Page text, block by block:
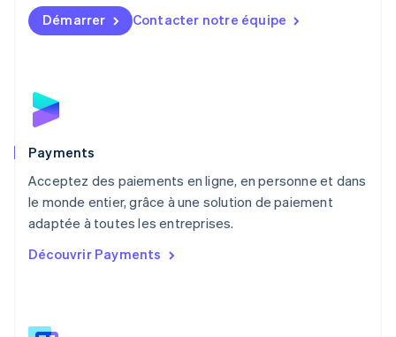
Démarrer Contacter notre équipe
Payments
Acceptez des paiements en ligne, en personne et dans
le monde entier, grâce à une solution de paiement
adaptée à toutes les entreprises.
Découvrir Payments
English简体中文
Malte
Norvège
English
English
NederlandsEnglish
Pologne
English
PortuguêsEnglish
English